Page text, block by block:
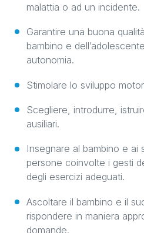
malattia o ad un incidente.
Garantire una buona
bambino e
autonomia.
Stimolare lo sviluppo
Scegliere, introdurre,
ausiliari.
Insegnare al bambino e ai
persone coinvolte i gesti
degli esercizi adeguati.
Ascoltare il bambino e il
rispondere in maniera
domande.